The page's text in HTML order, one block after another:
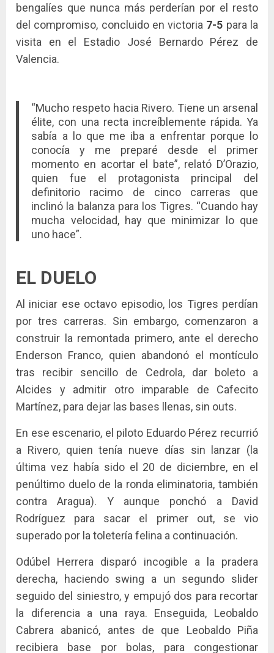
bengalíes que nunca más perderían por el resto
del compromiso, concluido en victoria 7-5 para la
visita en el Estadio José Bernardo Pérez de
Valencia.
“Mucho respeto hacia Rivero. Tiene un arsenal
élite, con una recta increíblemente rápida. Ya
sabía a lo que me iba a enfrentar porque lo
conocía y me preparé desde el primer
momento en acortar el bate”, relató D’Orazio,
quien fue el protagonista principal del
definitorio racimo de cinco carreras que
inclinó la balanza para los Tigres. “Cuando hay
mucha velocidad, hay que minimizar lo que
uno hace”.
EL DUELO
Al iniciar ese octavo episodio, los Tigres perdían
por tres carreras. Sin embargo, comenzaron a
construir la remontada primero, ante el derecho
Enderson Franco, quien abandonó el montículo
tras recibir sencillo de Cedrola, dar boleto a
Alcides y admitir otro imparable de Cafecito
Martínez, para dejar las bases llenas, sin outs.
En ese escenario, el piloto Eduardo Pérez recurrió
a Rivero, quien tenía nueve días sin lanzar (la
última vez había sido el 20 de diciembre, en el
penúltimo duelo de la ronda eliminatoria, también
contra Aragua). Y aunque ponchó a David
Rodríguez para sacar el primer out, se vio
superado por la toletería felina a continuación.
Odúbel Herrera disparó incogible a la pradera
derecha, haciendo swing a un segundo slider
seguido del siniestro, y empujó dos para recortar
la diferencia a una raya. Enseguida, Leobaldo
Cabrera abanicó, antes de que Leobaldo Piña
recibiera base por bolas, para congestionar